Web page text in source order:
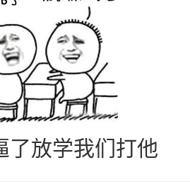
了放学我们打他